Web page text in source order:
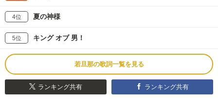
4位 夏の神様
5位 キング オブ 男！
若旦那の歌詞一覧を見る
ランキング共有 ランキング共有